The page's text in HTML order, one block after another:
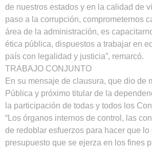
de nuestros estados y en la calidad de
paso a la corrupción, comprometernos
área de la administración, es
ética pública, dispuestos a trabajar en
país con legalidad y justicia”, remarcó.
TRABAJO CONJUNTO
En su mensaje de clausura, que dio de
Pública y próximo titular de la
la participación de todas y todos los
“Los órganos internos de control, las
de redoblar esfuerzos para hacer que
presupuesto que se ejerza en los fines